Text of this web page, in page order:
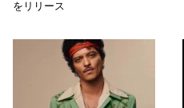
をリリース